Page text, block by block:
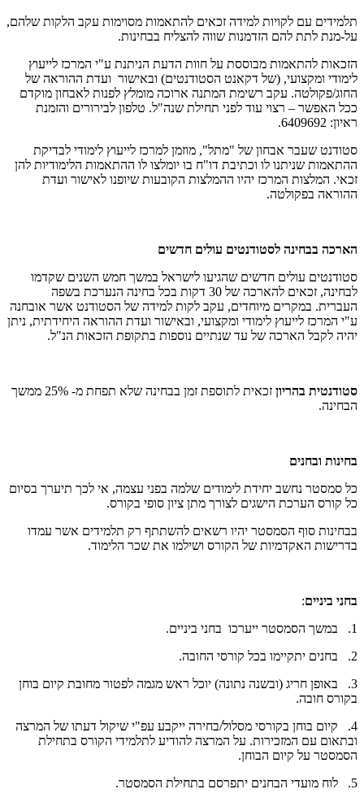
תלמידים עם לקויות למידה זכאים להתאמות מסוימות עקב הלקות שלהם,
על-מנת לתת להם הזדמנות שווה להצליח בבחינות.
הזכאות להתאמות מבוססת על חוות הדעת הניתנת ע"י המרכז לייעוץ
לימודי ומקצועי, (של דקאנט הסטודנטים) ובאישור ועדת ההוראה של
החוג/פקולטה. עקב רשימת המתנה ארוכה מומלץ לפנות לאבחון מוקדם
ככל האפשר – רצוי עוד לפני תחילת שנה"ל. טלפון לבירורים והזמנת
ראיון: 6409692.
סטודנט שעבר אבחון של "מתל", מוזמן למרכז לייעוץ לימודי לבדיקת
ההתאמות שניתנו לו וכתיבת דו"ח בו יומלצו לו ההתאמות הלימודיות להן
זכאי. המלצות המרכז יהיו ההמלצות הקובעות שיופנו לאישור ועדת
ההוראה בפקולטה.
הארכה בבחינה לסטודנטים עולים חדשים
סטודנטים עולים חדשים שהגיעו לישראל במשך חמש השנים שקדמו
לבחינה, זכאים להארכה של 30 דקות בכל בחינה הנערכת בשפה
העברית. במקרים מיוחדים, עקב לקות למידה של הסטודנט אשר אובחנה
ע"י המרכז לייעוץ לימודי ומקצועי, ובאישור ועדת ההוראה היחידתית, ניתן
יהיה לקבל הארכה של עד שנתיים נוספות בתקופת הזכאות הנ"ל.
סטודנטית בהריון
זכאית לתוספת זמן בבחינה שלא תפחת מ- 25% ממשך
הבחינה.
בחינות ובחנים
כל סמסטר נחשב יחידת לימודים שלמה בפני עצמה, אי לכך תיערך בסיום
כל קורס הערכת הישגים לצורך מתן ציון סופי בקורס.
בבחינות סוף הסמסטר יהיו רשאים להשתתף רק תלמידים אשר עמדו
בדרישות האקדמיות של הקורס ושילמו את שכר הלימוד.
בחני ביניים:
1. במשך הסמסטר ייערכו בחני ביניים.
2. בחנים יתקיימו בכל קורסי החובה.
3. באופן חריג (ובשנה נתונה) יוכל ראש מגמה לפטור מחובת קיום בוחן
בקורס חובה.
4. קיום בוחן בקורסי מסלול/בחירה ייקבע עפ"י שיקול דעתו של המרצה
ובתאום עם המזכירות. על המרצה להודיע לתלמידי הקורס בתחילת
הסמסטר על קיום הבוחן.
5. לוח מועדי הבחנים יתפרסם בתחילת הסמסטר.